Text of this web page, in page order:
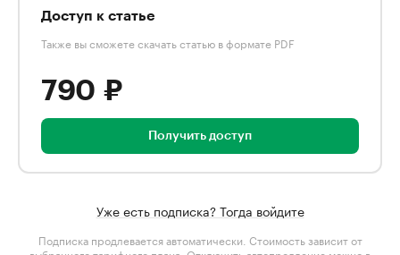
Доступ к статье
Также вы сможете скачать статью в формате PDF
790 ₽
Получить доступ
Уже есть подписка? Тогда войдите
Подписка продлевается автоматически. Стоимость зависит от